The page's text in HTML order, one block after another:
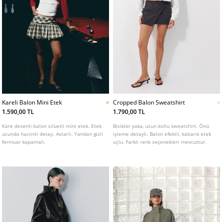
Kareli Balon Mini Etek
1.590,00 TL
Kare desenli balon silüetli mini etek. Etek
ucunda hacimli detay. Astarlı. Yandan gizli
fermuar kapamalı.
Cropped Balon Sweatshirt
1.790,00 TL
Bisiklet yaka, uzun kollu sweatshirt. Önü
işleme detaylı. Balon efektli, kabarık etek
uçlu. Farklı renk seçenekleri mevcuttur.